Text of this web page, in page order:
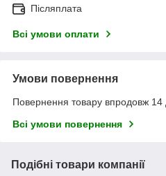
Післяплата
Всі умови оплати
Умови повернення
Повернення товару впродовж 14
Всі умови повернення
Подібні товари компанії